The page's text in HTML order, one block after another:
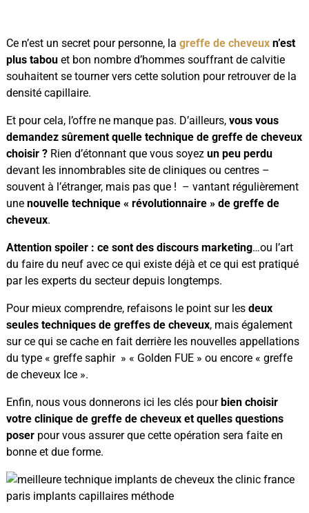
Ce n’est un secret pour personne, la greffe de cheveux n’est
plus tabouet bon nombre d’hommes souffrant de calvitie
souhaitent se tourner vers cette solution pour retrouver de la
densité capillaire.
Et pour cela, l’offre ne manque pas. D’ailleurs, vous vous
demandez sûrement quelle technique de greffe de cheveux
choisir ?Rien d’étonnant que vous soyez un peu perdu
devant les innombrables site de cliniques ou centres –
souvent à l’étranger, mais pas que ! – vantant régulièrement
une nouvelle technique « révolutionnaire » de greffe de
cheveux.
Attention spoiler : ce sont des discours marketing…ou l’art
du faire du neuf avec ce qui existe déjà et ce qui est pratiqué
par les experts du secteur depuis longtemps.
Pour mieux comprendre, refaisons le point sur les deux
seules techniques de greffes de cheveux, mais également
sur ce qui se cache en fait derrière les nouvelles appellations
du type « greffe saphir » « Golden FUE » ou encore « greffe
de cheveux Ice ».
Enfin, nous vous donnerons ici les clés pour bien choisir
votre clinique de greffe de cheveux et quelles questions
poserpour vous assurer que cette opération sera faite en
bonne et due forme.